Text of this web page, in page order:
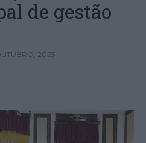
de gestão
2023